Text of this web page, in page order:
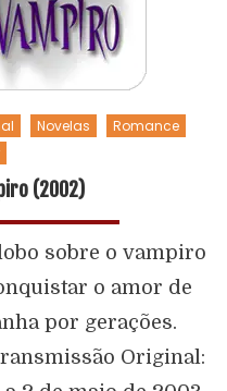
Novelas
Romance
(2002)
sobre o vampiro
o amor de
por gerações.
Original: